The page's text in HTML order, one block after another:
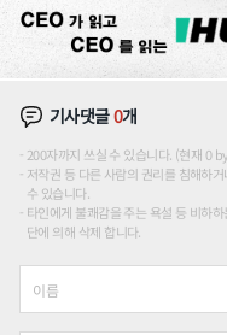
기사댓글0개
200자까지 쓰실 수 있습니다. (현재 0
저작권 등 다른 사람의 권리를 침해하
수 있습니다.
타인에게 불쾌감을 주는 욕설 등 비하
단에 의해 삭제 합니다.